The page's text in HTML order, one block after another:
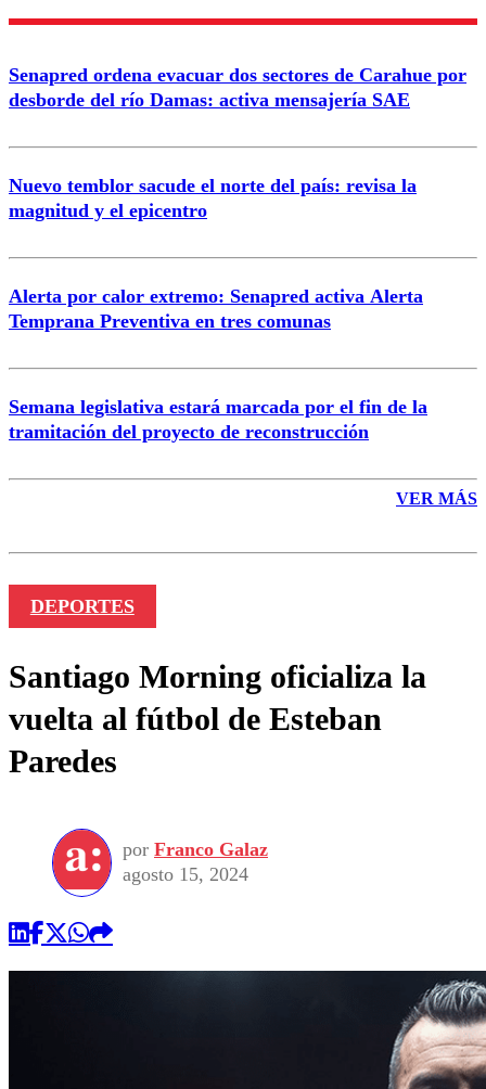
Nombre
Correo
Senapred ordena evacuar dos sectores de Carahue por
desborde del río Damas: activa mensajería SAE
Nuevo temblor sacude el norte del país: revisa la
magnitud y el epicentro
Alerta por calor extremo: Senapred activa Alerta
Temprana Preventiva en tres comunas
Semana legislativa estará marcada por el fin de la
tramitación del proyecto de reconstrucción
VER MÁS
DEPORTES
Santiago Morning oficializa la
vuelta al fútbol de Esteban
Paredes
por Franco Galaz
agosto 15, 2024